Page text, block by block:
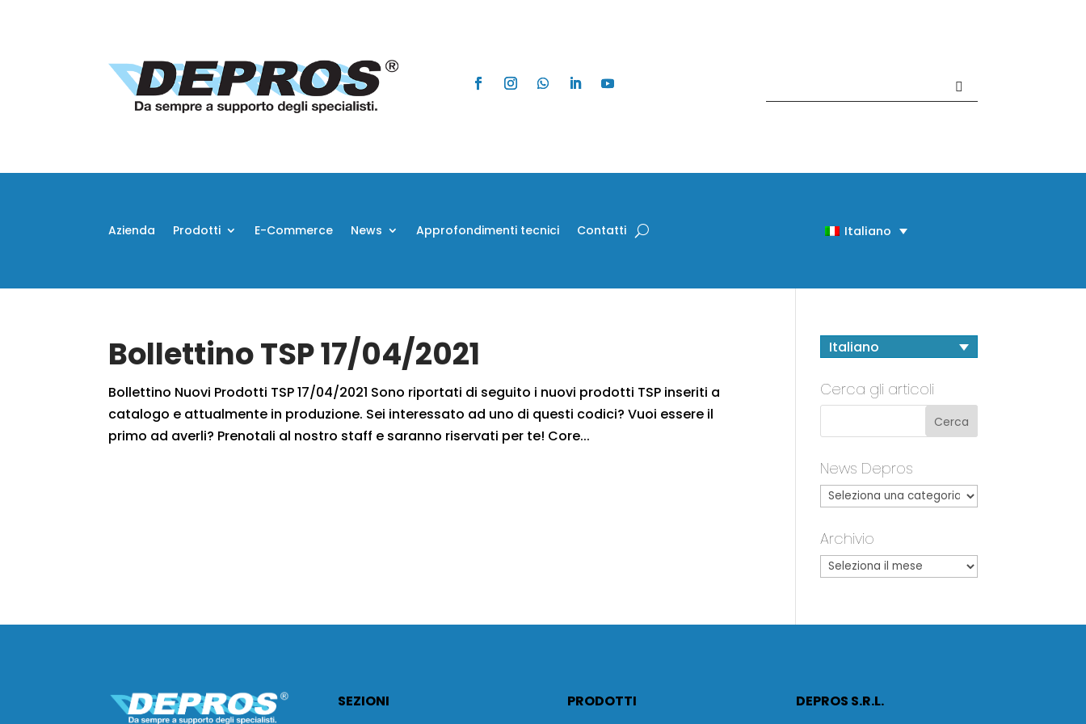
Azienda Prodotti E-Commerce News Approfondimenti tecnici Contatti Italiano
Bollettino TSP 17/04/2021
Bollettino Nuovi Prodotti TSP 17/04/2021 Sono riportati di seguito i nuovi prodotti TSP inseriti a
catalogo e attualmente in produzione. Sei interessato ad uno di questi codici? Vuoi essere il
primo ad averli? Prenotali al nostro staff e saranno riservati per te! Core...
Italiano
Cerca gli articoli
News Depros
Archivio
SEZIONI
PRODOTTI
DEPROS S.R.L.